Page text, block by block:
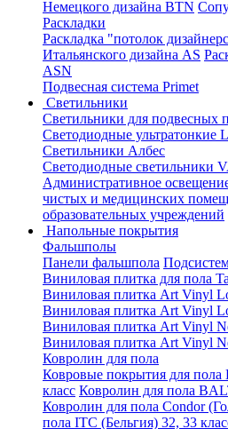
Немецкого дизайна ВТN
Раскладки
Раскладка "потолок
Итальянского дизайна AS
АSN
Подвесная система Primet
Светильники
Светильники для подвесных
Светодиодные ультратонкие
Светильники Албес
Светодиодные светильники
Административное
чистых и медицинских
образовательных учреждений
Напольные покрытия
Фальшполы
Панели фальшпола
Виниловая плитка для пола
Виниловая плитка Art Vinyl
Виниловая плитка Art Vinyl
Виниловая плитка Art Vinyl
Виниловая плитка Art Vinyl
Ковролин для пола
Ковровые покрытия для
класс Ковролин для пола
Ковролин для пола Condor
пола ITC (Бельгия) 32, 33